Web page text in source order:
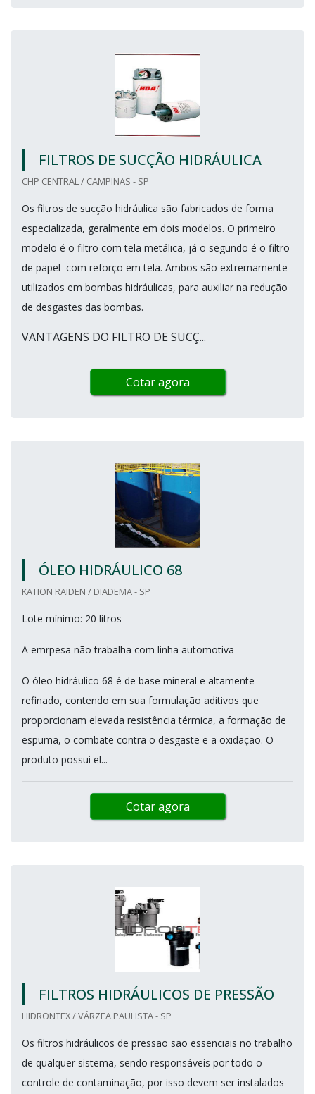
FILTROS DE SUCÇÃO HIDRÁULICA
CHP CENTRAL / CAMPINAS - SP
Os filtros de sucção hidráulica são fabricados de forma
especializada, geralmente em dois modelos. O primeiro
modelo é o filtro com tela metálica, já o segundo é o filtro
de papel com reforço em tela. Ambos são extremamente
utilizados em bombas hidráulicas, para auxiliar na redução
de desgastes das bombas.
VANTAGENS DO FILTRO DE SUCÇ...
Cotar agora
ÓLEO HIDRÁULICO 68
KATION RAIDEN / DIADEMA - SP
Lote mínimo: 20 litros
A emrpesa não trabalha com linha automotiva
O óleo hidráulico 68 é de base mineral e altamente
refinado, contendo em sua formulação aditivos que
proporcionam elevada resistência térmica, a formação de
espuma, o combate contra o desgaste e a oxidação. O
produto possui el...
Cotar agora
FILTROS HIDRÁULICOS DE PRESSÃO
HIDRONTEX / VÁRZEA PAULISTA - SP
Os filtros hidráulicos de pressão são essenciais no trabalho
de qualquer sistema, sendo responsáveis por todo o
controle de contaminação, por isso devem ser instalados